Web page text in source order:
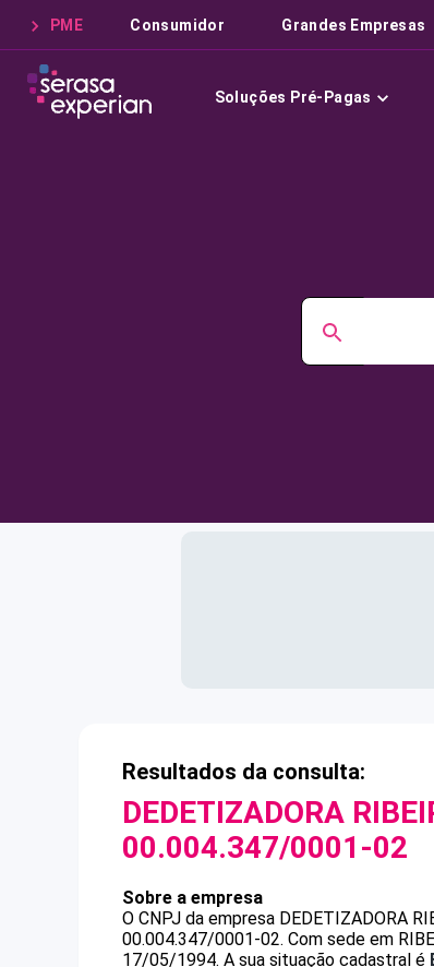
PME Consumidor Grandes Empresas
Soluções Pré-Pagas
Resultados da consulta:
DEDETIZADORA
00.004.347/0001-02
Sobre a empresa
O CNPJ da empresa DEDETIZADORA
00.004.347/0001-02. Com sede em
17/05/1994. A sua situação cadastral é